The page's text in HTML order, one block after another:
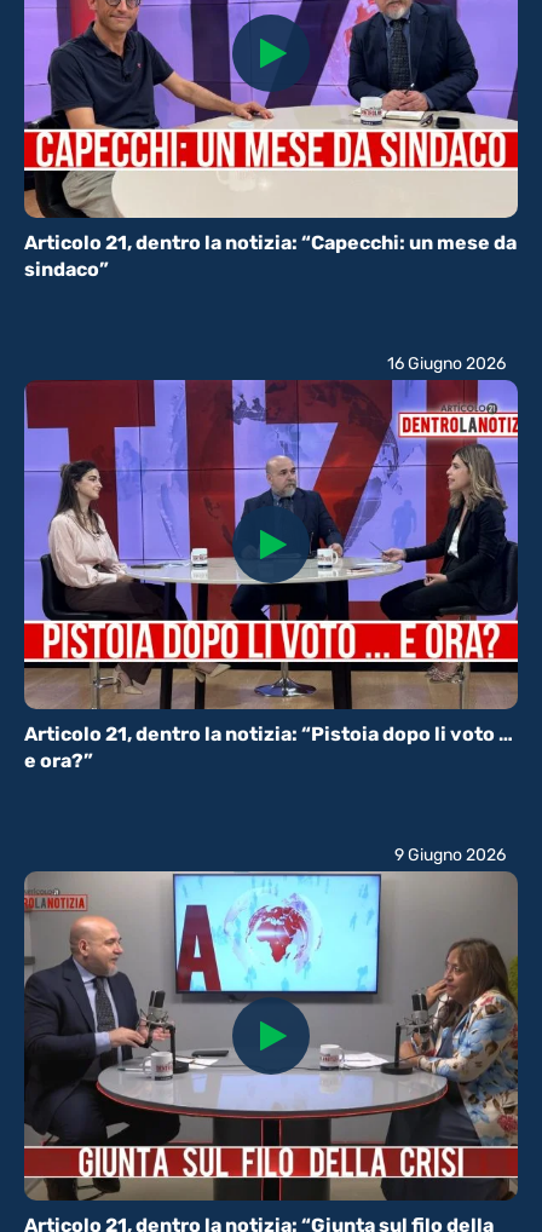
Articolo 21, dentro la notizia: “Capecchi: un mese da
sindaco”
Articolo 21, dentro la notizia: “Pistoia dopo li voto …
e ora?”
16 Giugno 2026
Articolo 21, dentro la notizia: “Giunta sul filo della
9 Giugno 2026